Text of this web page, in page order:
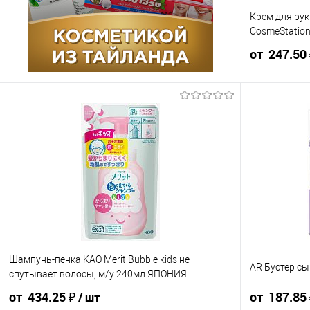
Упаковка 120 шт
Ящик 120 шт
Крем для
от 247.50
Конечная
Для
В
Упаковка
Ящик 96 шт
Шампунь-пенка KAO Merit Bubble kids не
спутывает волосы, м/у 240мл ЯПОНИЯ
от 434.25 ₽/ шт
AR Бустер
от 187.85